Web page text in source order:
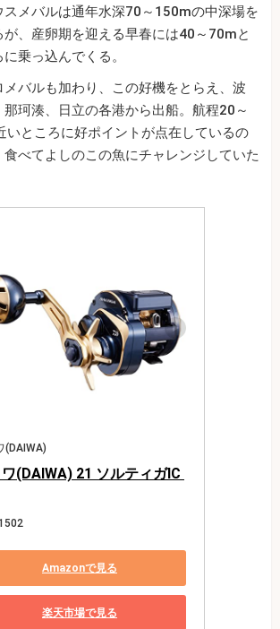
スメバルは通年水深70～150mの中深場を
、産卵期を迎える早春には40～70mと
乗っ込んでくる。
メバルも加わり、この好機をとらえ、波
珂湊、日立の各港から出船。航程20～
いところに好ポイントが点在しているの
べてよしのこの魚にチャレンジしていた
(DAIWA)
(DAIWA) 21 ソルティガIC
Amazonで見る
楽天市場で見る